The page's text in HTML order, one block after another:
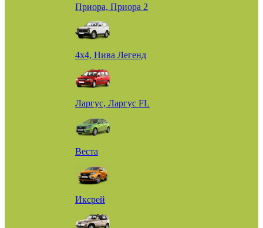
Приора, Приора 2
4х4, Нива Легенд
Ларгус, Ларгус FL
Веста
Иксрей